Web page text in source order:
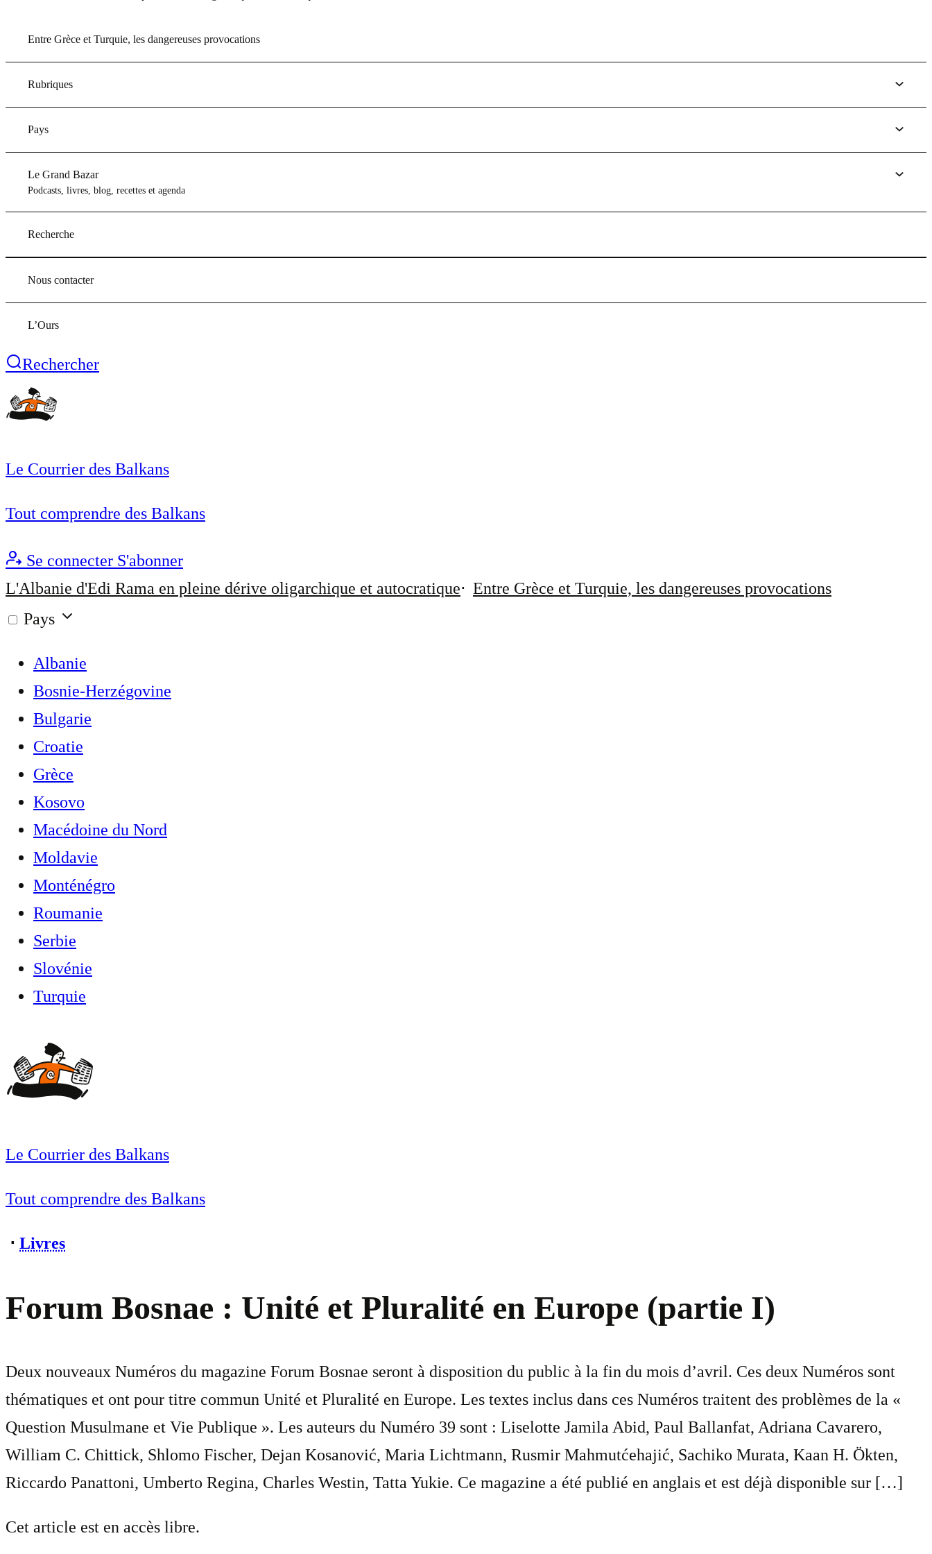
Entre Grèce et Turquie, les dangereuses provocations
Rubriques
Pays
Le Grand Bazar
Podcasts, livres, blog, recettes et agenda
Recherche
Nous contacter
L’Ours
Rechercher
Le Courrier des Balkans
Tout comprendre des Balkans
Se connecter S'abonner
L'Albanie d'Edi Rama en pleine dérive oligarchique et autocratique
Entre Grèce et Turquie, les dangereuses provocations
Pays
Albanie
Bosnie-Herzégovine
Bulgarie
Croatie
Grèce
Kosovo
Macédoine du Nord
Moldavie
Monténégro
Roumanie
Serbie
Slovénie
Turquie
Le Courrier des Balkans
Tout comprendre des Balkans
⋅ Livres
Forum Bosnae : Unité et Pluralité en Europe (partie I)
Deux nouveaux Numéros du magazine Forum Bosnae seront à disposition du public à la fin du mois d’avril. Ces deux Numéros sont
thématiques et ont pour titre commun Unité et Pluralité en Europe. Les textes inclus dans ces Numéros traitent des problèmes de la «
Question Musulmane et Vie Publique ». Les auteurs du Numéro 39 sont : Liselotte Jamila Abid, Paul Ballanfat, Adriana Cavarero,
William C. Chittick, Shlomo Fischer, Dejan Kosanović, Maria Lichtmann, Rusmir Mahmutćehajić, Sachiko Murata, Kaan H. Ökten,
Riccardo Panattoni, Umberto Regina, Charles Westin, Tatta Yukie. Ce magazine a été publié en anglais et est déjà disponible sur […]
Cet article est en accès libre.